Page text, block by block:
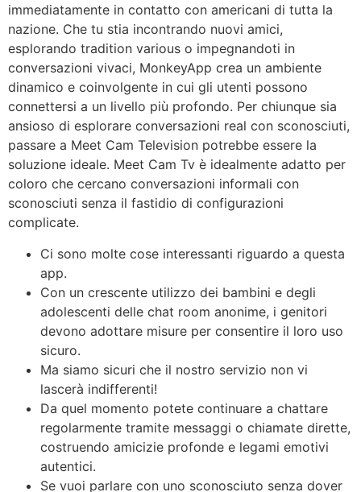
immediatamente in contatto con americani di tutta la
nazione. Che tu stia incontrando nuovi amici,
esplorando tradition various o impegnandoti in
conversazioni vivaci, MonkeyApp crea un ambiente
dinamico e coinvolgente in cui gli utenti possono
connettersi a un livello più profondo. Per chiunque sia
ansioso di esplorare conversazioni real con sconosciuti,
passare a Meet Cam Television potrebbe essere la
soluzione ideale. Meet Cam Tv è idealmente adatto per
coloro che cercano conversazioni informali con
sconosciuti senza il fastidio di configurazioni
complicate.
Ci sono molte cose interessanti riguardo a questa
app.
Con un crescente utilizzo dei bambini e degli
adolescenti delle chat room anonime, i genitori
devono adottare misure per consentire il loro uso
sicuro.
Ma siamo sicuri che il nostro servizio non vi
lascerà indifferenti!
Da quel momento potete continuare a chattare
regolarmente tramite messaggi o chiamate dirette,
costruendo amicizie profonde e legami emotivi
autentici.
Se vuoi parlare con uno sconosciuto senza dover